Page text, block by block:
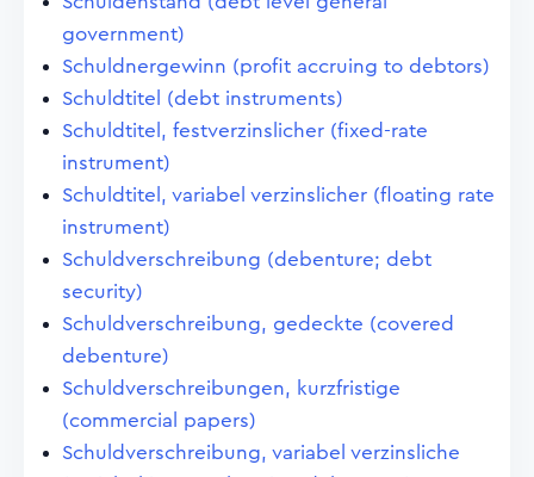
government)
Schuldnergewinn (profit accruing to debtors)
Schuldtitel (debt instruments)
Schuldtitel, festverzinslicher (fixed-rate
instrument)
Schuldtitel, variabel verzinslicher (floating rate
instrument)
Schuldverschreibung (debenture; debt
security)
Schuldverschreibung, gedeckte (covered
debenture)
Schuldverschreibungen, kurzfristige
(commercial papers)
Schuldverschreibung, variabel verzinsliche